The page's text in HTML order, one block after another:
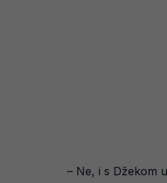
– Ne, i s Džekom